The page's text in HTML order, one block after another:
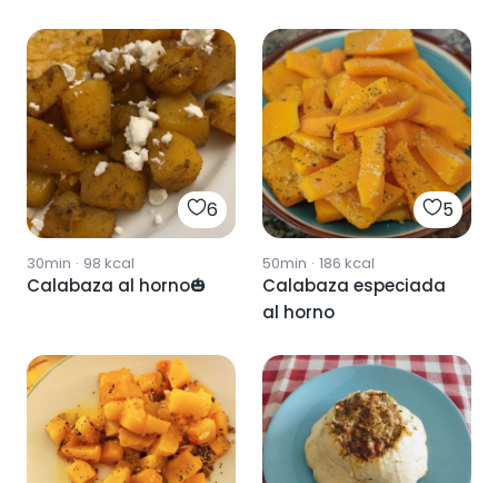
6
30min · 98 kcal
Calabaza al horno🎃
5
50min · 186 kcal
Calabaza especiada
al horno